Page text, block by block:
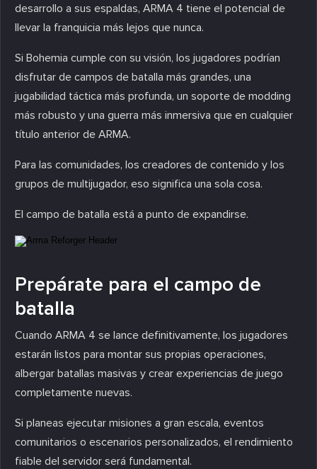
desarrollo a sus espaldas, ARMA 4 tiene el potencial de
llevar la franquicia más lejos que nunca.
Si Bohemia cumple con su visión, los jugadores podrían
disfrutar de campos de batalla más grandes, una
jugabilidad táctica más profunda, un soporte de modding
más robusto y una guerra más inmersiva que en cualquier
título anterior de ARMA.
Para las comunidades, los creadores de contenido y los
grupos de multijugador, eso significa una sola cosa.
El campo de batalla está a punto de expandirse.
Prepárate para el campo de
batalla
Cuando ARMA 4 se lance definitivamente, los jugadores
estarán listos para montar sus propias operaciones,
albergar batallas masivas y crear experiencias de juego
completamente nuevas.
Si planeas ejecutar misiones a gran escala, eventos
comunitarios o escenarios personalizados, el rendimiento
fiable del servidor será fundamental.